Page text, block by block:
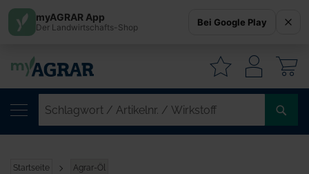
Startseite Agrar-Öl
myAGRAR App
Der Landwirtschafts-Shop Bei Google Play